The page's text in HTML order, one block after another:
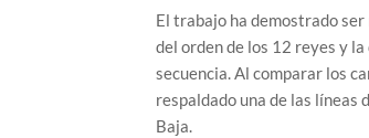
El trabajo ha demostrado
del orden de los 12 reyes y
secuencia. Al comparar los
respaldado una de las líneas
Baja.